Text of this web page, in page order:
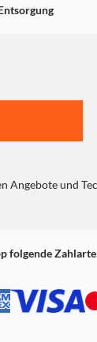
Angebote und
folgende